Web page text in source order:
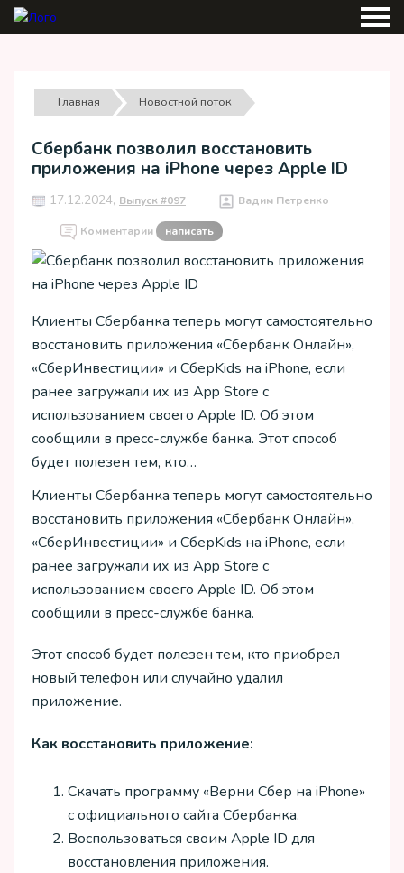
Главная Новостной поток
Сбербанк позволил восстановить
приложения на iPhone через Apple ID
17.12.2024, Выпуск #097 Вадим Петренко
Комментарии написать
Клиенты Сбербанка теперь могут самостоятельно
восстановить приложения «Сбербанк Онлайн»,
«СберИнвестиции» и СберKids на iPhone, если
ранее загружали их из App Store с
использованием своего Apple ID. Об этом
сообщили в пресс-службе банка. Этот способ
будет полезен тем, кто…
Клиенты Сбербанка теперь могут самостоятельно
восстановить приложения «Сбербанк Онлайн»,
«СберИнвестиции» и СберKids на iPhone, если
ранее загружали их из App Store с
использованием своего Apple ID. Об этом
сообщили в пресс-службе банка.
Этот способ будет полезен тем, кто приобрел
новый телефон или случайно удалил
приложение.
Как восстановить приложение:
Скачать программу «Верни Сбер на iPhone»
с официального сайта Сбербанка.
Воспользоваться своим Apple ID для
восстановления приложения.